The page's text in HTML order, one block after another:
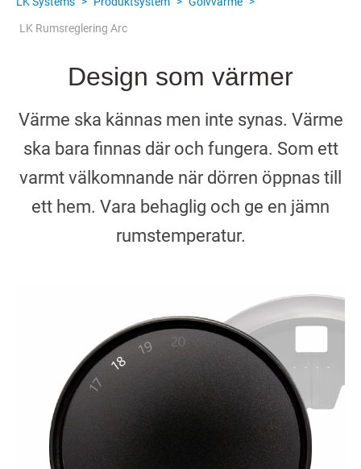
LK Rumsreglering Arc
Design som värmer
Värme ska kännas men inte synas. Värme
ska bara finnas där och fungera. Som ett
varmt välkomnande när dörren öppnas till
ett hem. Vara behaglig och ge en jämn